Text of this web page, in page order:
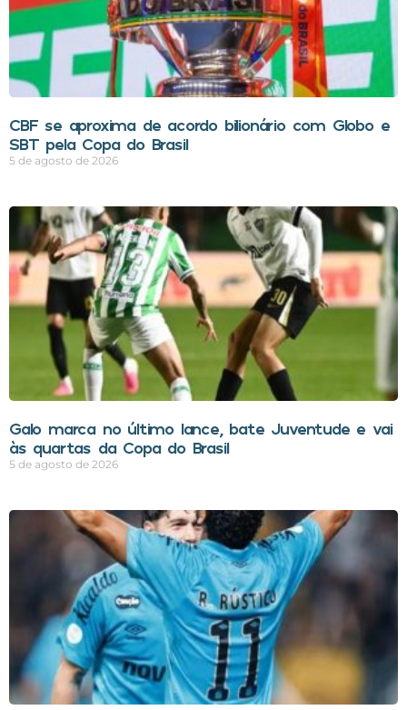
CBF se aproxima de acordo bilionário com Globo e
SBT pela Copa do Brasil
5 de agosto de 2026
Galo marca no último lance, bate Juventude e vai
às quartas da Copa do Brasil
5 de agosto de 2026